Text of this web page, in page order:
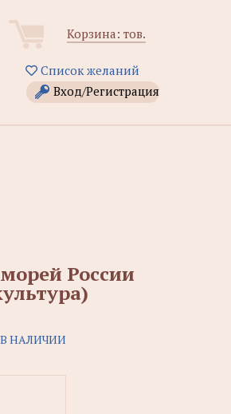
Корзина: тов.
Список желаний
Вход/Регистрация
России
В НАЛИЧИИ